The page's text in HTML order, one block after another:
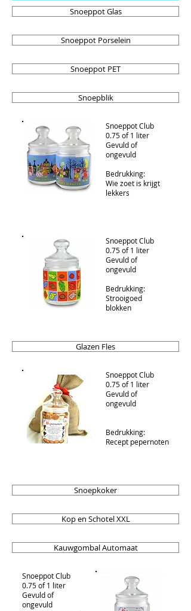
Snoeppot Club
0.75 of 1 liter
Gevuld of
ongevuld
Bedrukking:
Wie zoet is krijgt
lekkers
Snoeppot Club
0.75 of 1 liter
Gevuld of
ongevuld
Bedrukking:
Strooigoed
blokken
Snoeppot Club
0.75 of 1 liter
Gevuld of
ongevuld
Bedrukking:
Recept pepernoten
Snoeppot Club
0.75 of 1 liter
Gevuld of
ongevuld
Snoepkoker
Kop en Schotel XXL
Kauwgombal Automaat
Glazen Fles
Snoeppot Glas
Snoeppot Porselein
Snoeppot PET
Snoepblik